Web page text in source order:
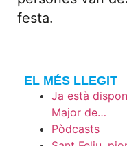
festa.
EL MÉS LLEGIT
Ja està
Major de…
Pòdcasts